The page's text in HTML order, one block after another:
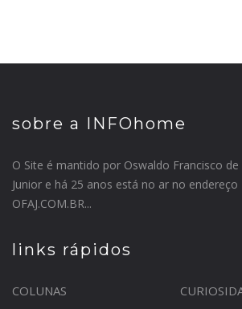
sobre a INFOhome
O Site é mantido por Oswaldo Francisco de
Junior e há 25 anos está no ar no endereço
OFAJ.COM.BR...
links rápidos
COLUNAS